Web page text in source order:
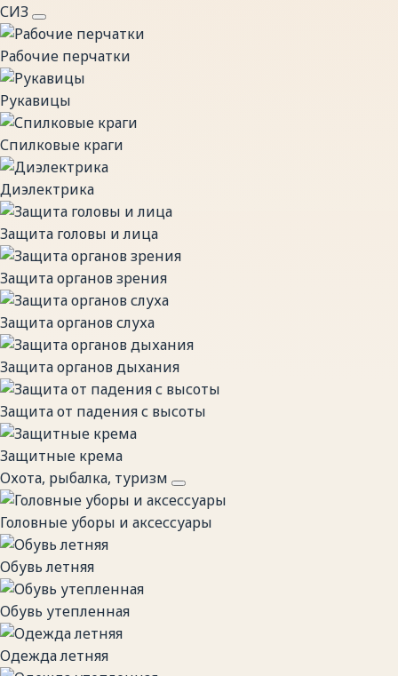
СИЗ
Рабочие перчатки
Рукавицы
Спилковые краги
Диэлектрика
Защита головы и лица
Защита органов зрения
Защита органов слуха
Защита органов дыхания
Защита от падения с высоты
Защитные крема
Охота, рыбалка, туризм
Головные уборы и аксессуары
Обувь летняя
Обувь утепленная
Одежда летняя